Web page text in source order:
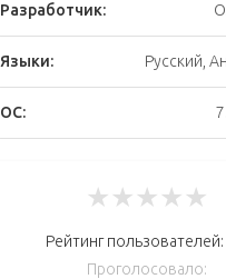
Разработчик:
Языки: Русский,
ОС:
★★★★★
Рейтинг пользователей:
Проголосовало: